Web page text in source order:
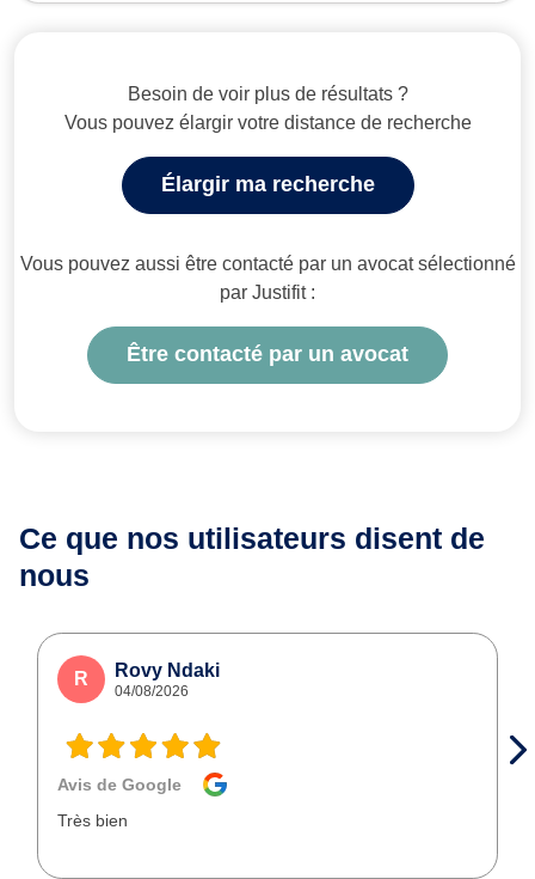
Besoin de voir plus de résultats ?
Vous pouvez élargir votre distance de recherche
Élargir ma recherche
Vous pouvez aussi être contacté par un avocat sélectionné
par Justifit :
Être contacté par un avocat
Ce que nos utilisateurs disent de
nous
R Rovy Ndaki
04/08/2026
Avis de Google
Très bien